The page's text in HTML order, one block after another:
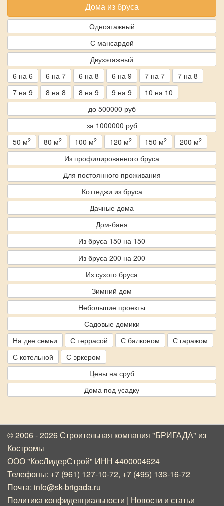
Дома из бруса
Одноэтажный
С мансардой
Двухэтажный
6 на 6
6 на 7 6 на 8 6 на 9 7 на 7
7 на 8
7 на 9
8 на 8 8 на 9 9 на 9
10 на 10
до 500000 руб
за 1000000 руб
50 м2 80 м2 100 м2 120 м2 150 м2 200 м2
Из профилированного бруса
Для постоянного проживания
Коттеджи из бруса
Дачные дома
Дом-баня
Из бруса 150 на 150
Из бруса 200 на 200
Из сухого бруса
Зимний дом
Небольшие проекты
Садовые домики
На две семьи
С террасой С балконом
С гаражом
С котельной
С эркером
Цены на сруб
Дома под усадку
© 2006 - 2026 Строительная компания "БРИГАДА" из
Костромы
ООО "КосЛидерСтрой" ИНН 4400004624
Телефоны: +7 (961) 127-10-72, +7 (495) 133-16-72
Почта: info@sk-brigada.ru
Политика конфиденциальности | Новости и статьи